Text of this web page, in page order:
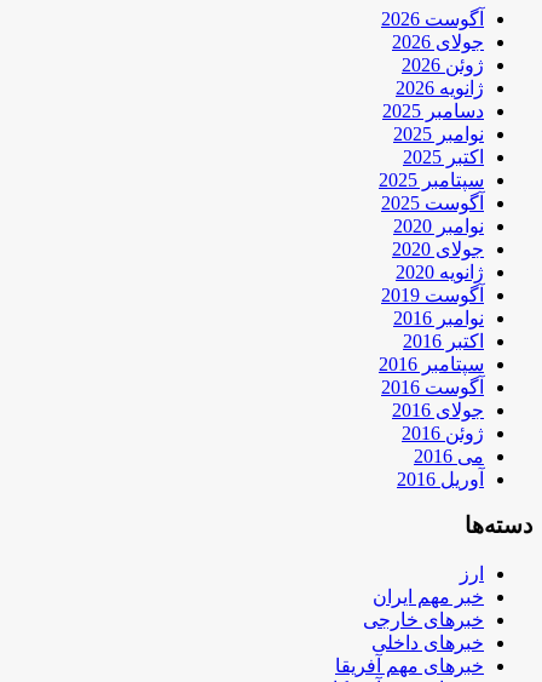
آگوست 2026
جولای 2026
ژوئن 2026
ژانویه 2026
دسامبر 2025
نوامبر 2025
اکتبر 2025
سپتامبر 2025
آگوست 2025
نوامبر 2020
جولای 2020
ژانویه 2020
آگوست 2019
نوامبر 2016
اکتبر 2016
سپتامبر 2016
آگوست 2016
جولای 2016
ژوئن 2016
می 2016
آوریل 2016
دسته‌ها
ارز
خبر مهم ایران
خبرهای خارجی
خبرهای داخلی
خبرهای مهم آفریقا